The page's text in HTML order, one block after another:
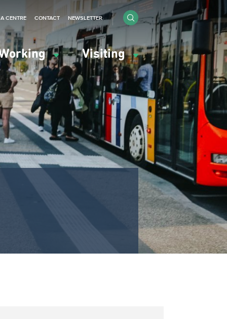
Visiting
CENTRE CONTACT NEWSLETTER